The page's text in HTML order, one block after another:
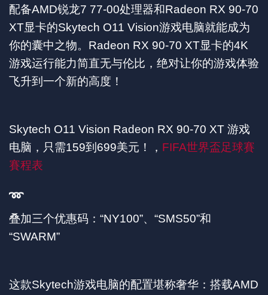
配备AMD锐龙7 77-00处理器和Radeon RX 90-70
XT显卡的Skytech O11 Vision游戏电脑就能成为
你的囊中之物。Radeon RX 90-70 XT显卡的4K
游戏运行能力简直无与伦比，绝对让你的游戏体验
飞升到一个新的高度！
Skytech O11 Vision Radeon RX 90-70 XT 游戏
电脑，只需159到699美元！， FIFA世界盃足球賽
賽程表
➿
叠加三个优惠码：“NY100”、“SMS50”和
“SWARM”
这款Skytech游戏电脑的配置堪称奢华：搭载AMD